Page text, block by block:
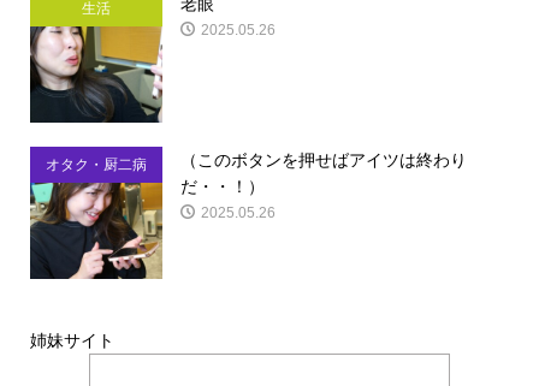
生活 老眼
2025.05.26
オタク・厨二病
（このボタンを押せばアイツは終わり
だ・・！）
2025.05.26
姉妹サイト